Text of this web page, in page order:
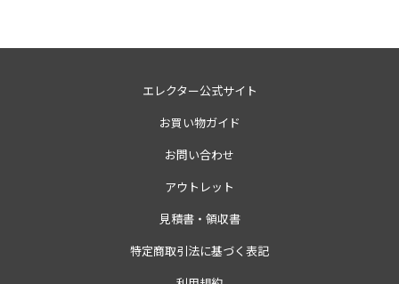
エレクター公式サイト
お買い物ガイド
お問い合わせ
アウトレット
見積書・領収書
特定商取引法に基づく表記